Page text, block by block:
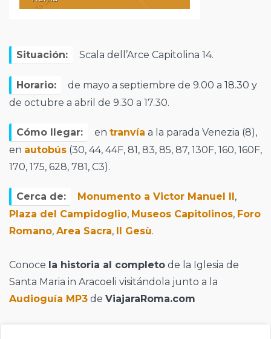
Situación: Scala dell’Arce Capitolina 14.
Horario:
de mayo a septiembre de 9.00 a 18.30 y
de octubre a abril de 9.30 a 17.30.
Cómo llegar: en tranvía a la parada Venezia (8),
en autobús (30, 44, 44F, 81, 83, 85, 87, 130F, 160, 160F,
170, 175, 628, 781, C3).
Cerca de: Monumento a Victor Manuel II,
Plaza del Campidoglio, Museos Capitolinos, Foro
Romano, Area Sacra, Il Gesù.
Conoce la historia al completo de la Iglesia de
Santa Maria in Aracoeli visitándola junto a la
Audioguía MP3 de ViajaraRoma.com